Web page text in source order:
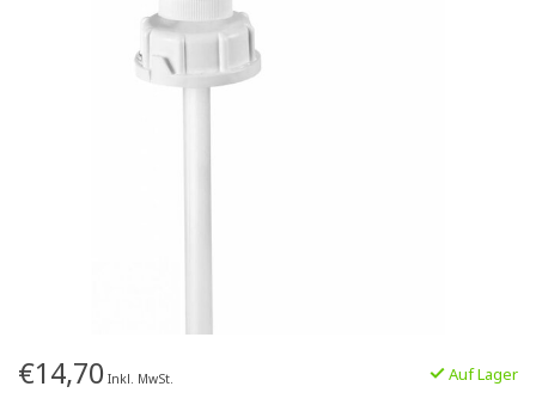
€14,70 Inkl. MwSt. Auf Lager